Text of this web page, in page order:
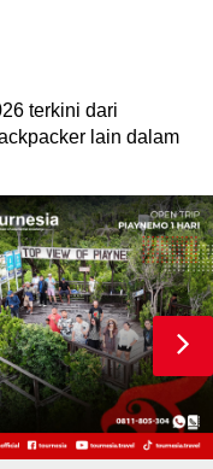
terkini dari
lain dalam